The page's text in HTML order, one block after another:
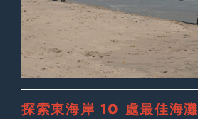
探索東海岸 10 處最佳海灘